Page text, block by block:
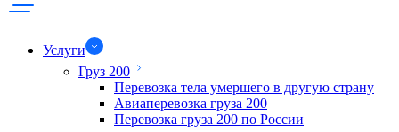
Услуги
Груз 200
Перевозка тела умершего в другую страну
Авиаперевозка груза 200
Перевозка груза 200 по России